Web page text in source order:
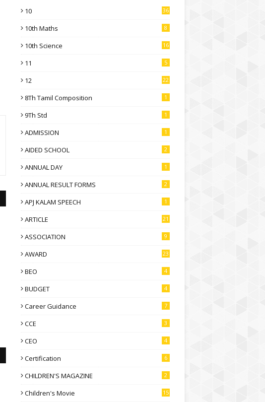
10 36
10th Maths 8
10th Science 16
11 5
12 22
8Th Tamil Composition 1
9Th Std 1
ADMISSION 1
AIDED SCHOOL 2
ANNUAL DAY 1
ANNUAL RESULT FORMS 2
APJ KALAM SPEECH 1
ARTICLE 21
ASSOCIATION 9
AWARD 23
BEO 4
BUDGET 4
Career Guidance 7
CCE 3
CEO 4
Certification 6
CHILDREN'S MAGAZINE 2
Children's Movie 15